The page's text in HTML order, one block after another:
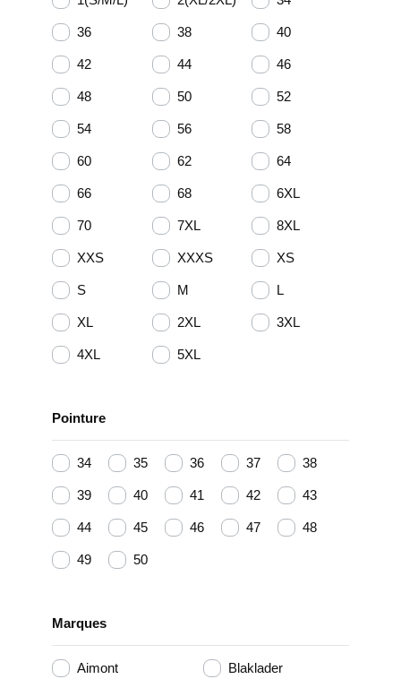
36 38 40
42 44 46
48 50 52
54 56 58
60 62 64
66 68 6XL
70 7XL 8XL
XXS XXXS XS
S M L
XL 2XL 3XL
4XL 5XL
Pointure
34 35 36 37 38
39 40 41 42 43
44 45 46 47 48
49 50
Marques
Aimont Blaklader